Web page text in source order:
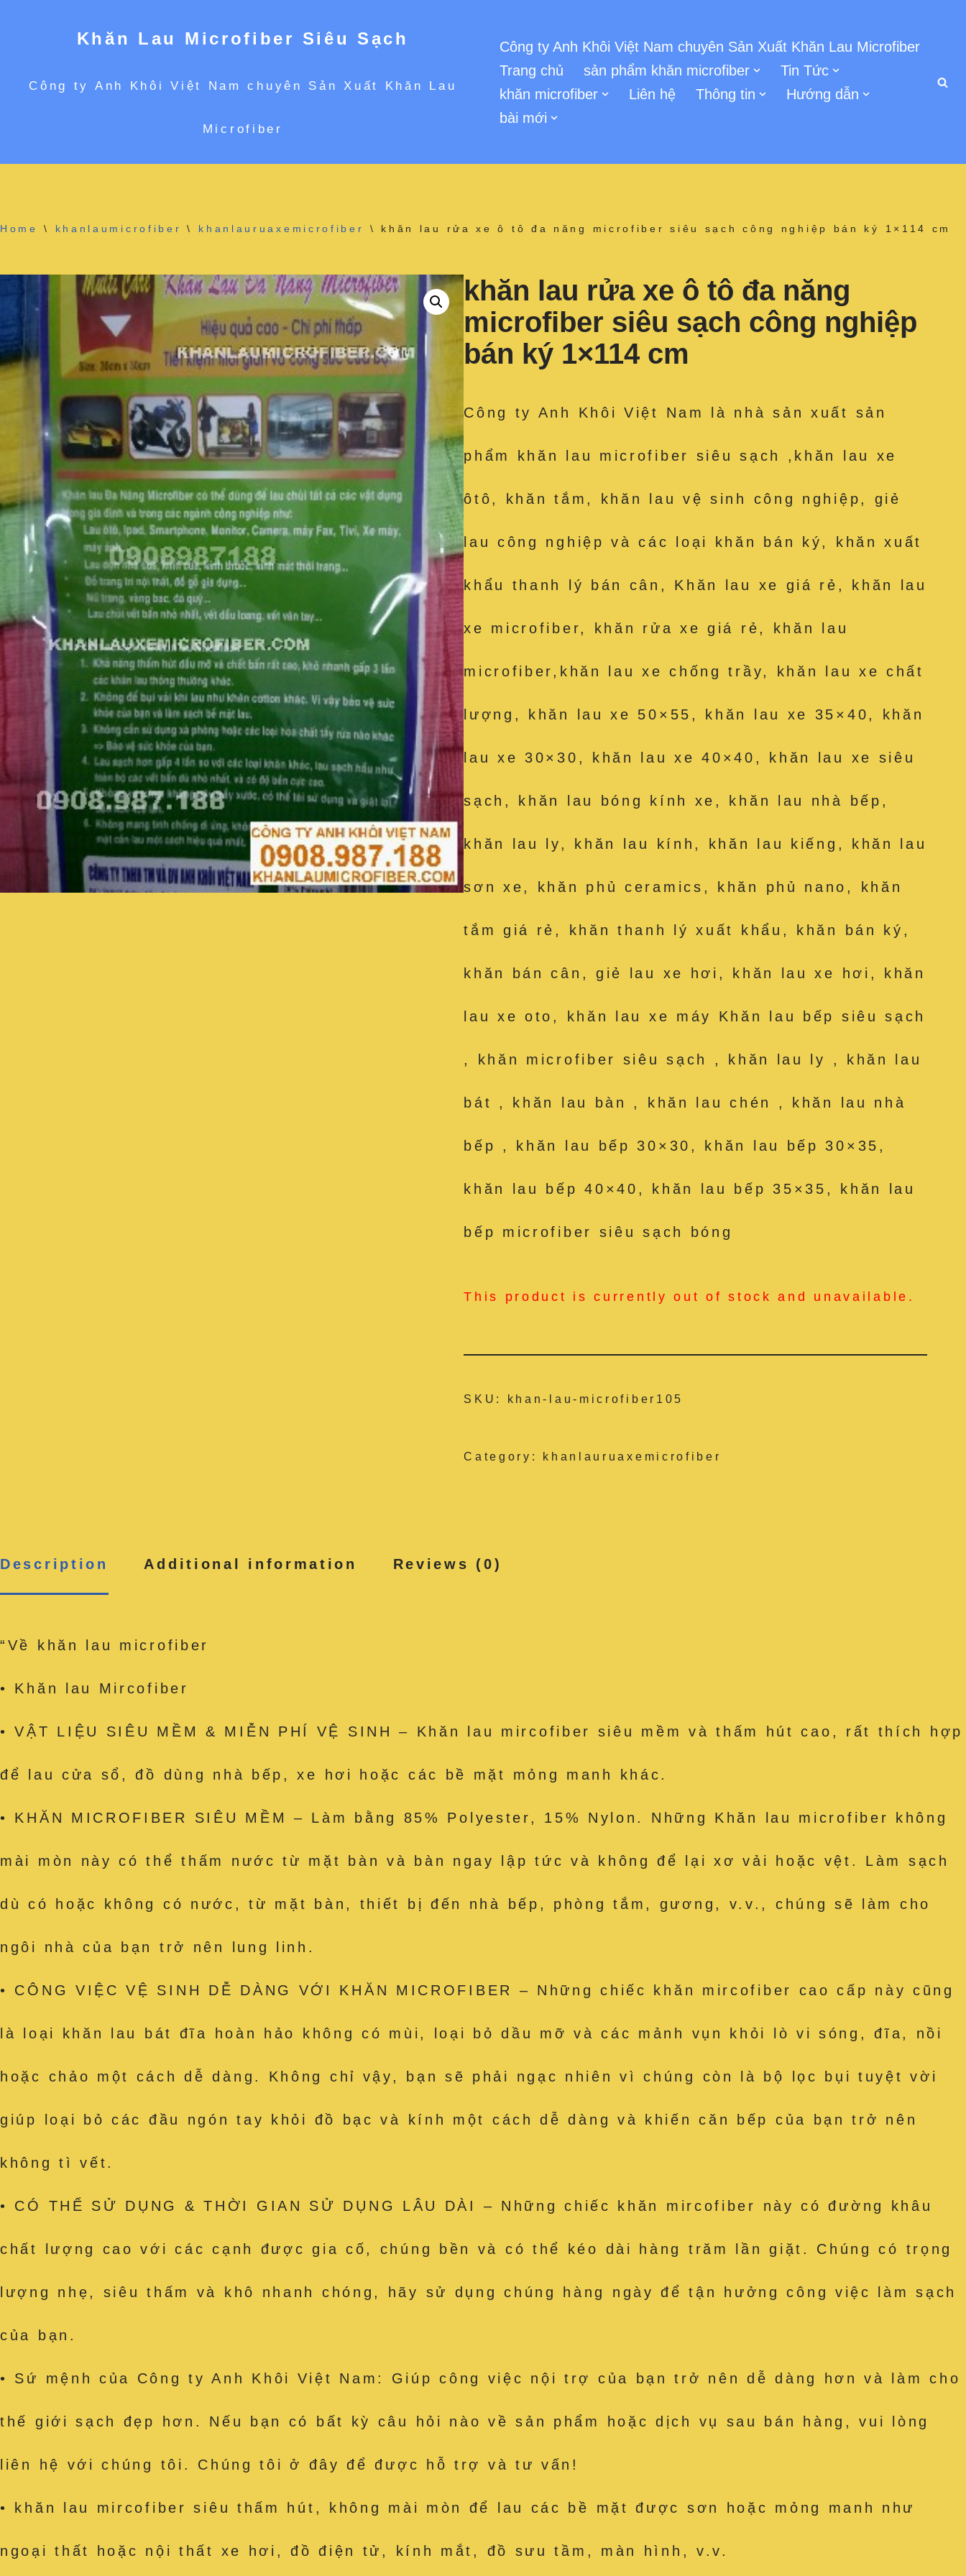
tới
Khăn Lau Microfiber Siêu Sạch
Công ty Anh Khôi Việt Nam chuyên Sản Xuất Khăn Lau
Microfiber
Công ty Anh Khôi Việt Nam chuyên Sản Xuất Khăn Lau Microfiber
Trang chủ
sản phẩm khăn microfiber
Tin Tức
khăn microfiber
Liên hệ Thông tin
Hướng dẫn
bài mới
Home \ khanlaumicrofiber \ khanlauruaxemicrofiber \ khăn lau rửa xe ô tô đa năng microfiber siêu sạch công nghiệp bán ký 1×114 cm
khăn lau rửa xe ô tô đa năng
microfiber siêu sạch công nghiệp
bán ký 1×114 cm
Công ty Anh Khôi Việt Nam là nhà sản xuất sản
phẩm khăn lau microfiber siêu sạch ,khăn lau xe
ôtô, khăn tắm, khăn lau vệ sinh công nghiệp, giẻ
lau công nghiệp và các loại khăn bán ký, khăn xuất
khẩu thanh lý bán cân, Khăn lau xe giá rẻ, khăn lau
xe microfiber, khăn rửa xe giá rẻ, khăn lau
microfiber,khăn lau xe chống trầy, khăn lau xe chất
lượng, khăn lau xe 50×55, khăn lau xe 35×40, khăn
lau xe 30×30, khăn lau xe 40×40, khăn lau xe siêu
sạch, khăn lau bóng kính xe, khăn lau nhà bếp,
khăn lau ly, khăn lau kính, khăn lau kiếng, khăn lau
sơn xe, khăn phủ ceramics, khăn phủ nano, khăn
tắm giá rẻ, khăn thanh lý xuất khẩu, khăn bán ký,
khăn bán cân, giẻ lau xe hơi, khăn lau xe hơi, khăn
lau xe oto, khăn lau xe máy Khăn lau bếp siêu sạch
, khăn microfiber siêu sạch , khăn lau ly , khăn lau
bát , khăn lau bàn , khăn lau chén , khăn lau nhà
bếp , khăn lau bếp 30×30, khăn lau bếp 30×35,
khăn lau bếp 40×40, khăn lau bếp 35×35, khăn lau
bếp microfiber siêu sạch bóng
This product is currently out of stock and unavailable.
SKU: khan-lau-microfiber105
Category: khanlauruaxemicrofiber
Description Additional information Reviews (0)
“Về khăn lau microfiber
• Khăn lau Mircofiber
• VẬT LIỆU SIÊU MỀM & MIỄN PHÍ VỆ SINH – Khăn lau mircofiber siêu mềm và thấm hút cao, rất thích hợp
để lau cửa sổ, đồ dùng nhà bếp, xe hơi hoặc các bề mặt mỏng manh khác.
• KHĂN MICROFIBER SIÊU MỀM – Làm bằng 85% Polyester, 15% Nylon. Những Khăn lau microfiber không
mài mòn này có thể thấm nước từ mặt bàn và bàn ngay lập tức và không để lại xơ vải hoặc vệt. Làm sạch
dù có hoặc không có nước, từ mặt bàn, thiết bị đến nhà bếp, phòng tắm, gương, v.v., chúng sẽ làm cho
ngôi nhà của bạn trở nên lung linh.
• CÔNG VIỆC VỆ SINH DỄ DÀNG VỚI KHĂN MICROFIBER – Những chiếc khăn mircofiber cao cấp này cũng
là loại khăn lau bát đĩa hoàn hảo không có mùi, loại bỏ dầu mỡ và các mảnh vụn khỏi lò vi sóng, đĩa, nồi
hoặc chảo một cách dễ dàng. Không chỉ vậy, bạn sẽ phải ngạc nhiên vì chúng còn là bộ lọc bụi tuyệt vời
giúp loại bỏ các đầu ngón tay khỏi đồ bạc và kính một cách dễ dàng và khiến căn bếp của bạn trở nên
không tì vết.
• CÓ THỂ SỬ DỤNG & THỜI GIAN SỬ DỤNG LÂU DÀI – Những chiếc khăn mircofiber này có đường khâu
chất lượng cao với các cạnh được gia cố, chúng bền và có thể kéo dài hàng trăm lần giặt. Chúng có trọng
lượng nhẹ, siêu thấm và khô nhanh chóng, hãy sử dụng chúng hàng ngày để tận hưởng công việc làm sạch
của bạn.
• Sứ mệnh của Công ty Anh Khôi Việt Nam: Giúp công việc nội trợ của bạn trở nên dễ dàng hơn và làm cho
thế giới sạch đẹp hơn. Nếu bạn có bất kỳ câu hỏi nào về sản phẩm hoặc dịch vụ sau bán hàng, vui lòng
liên hệ với chúng tôi. Chúng tôi ở đây để được hỗ trợ và tư vấn!
• khăn lau mircofiber siêu thấm hút, không mài mòn để lau các bề mặt được sơn hoặc mỏng manh như
ngoại thất hoặc nội thất xe hơi, đồ điện tử, kính mắt, đồ sưu tầm, màn hình, v.v.